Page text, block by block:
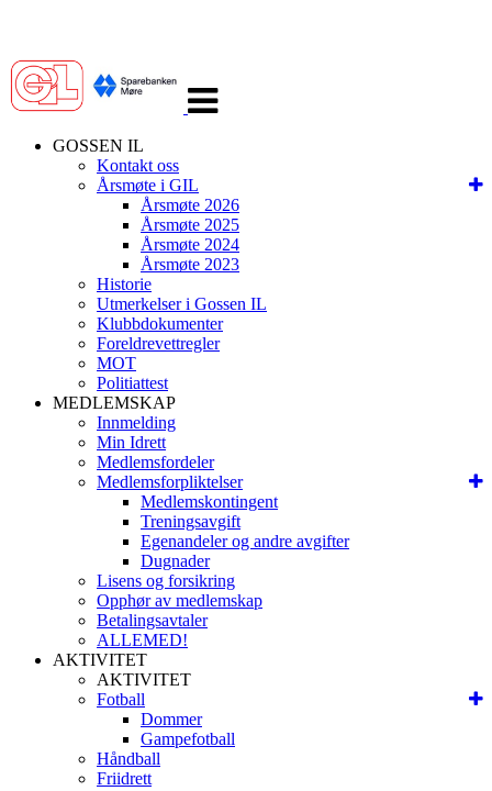
navigasjon
GOSSEN IL
Kontakt oss
Årsmøte i GIL
Årsmøte 2026
Årsmøte 2025
Årsmøte 2024
Årsmøte 2023
Historie
Utmerkelser i Gossen IL
Klubbdokumenter
Foreldrevettregler
MOT
Politiattest
MEDLEMSKAP
Innmelding
Min Idrett
Medlemsfordeler
Medlemsforpliktelser
Medlemskontingent
Treningsavgift
Egenandeler og andre avgifter
Dugnader
Lisens og forsikring
Opphør av medlemskap
Betalingsavtaler
ALLEMED!
AKTIVITET
AKTIVITET
Fotball
Dommer
Gampefotball
Håndball
Friidrett